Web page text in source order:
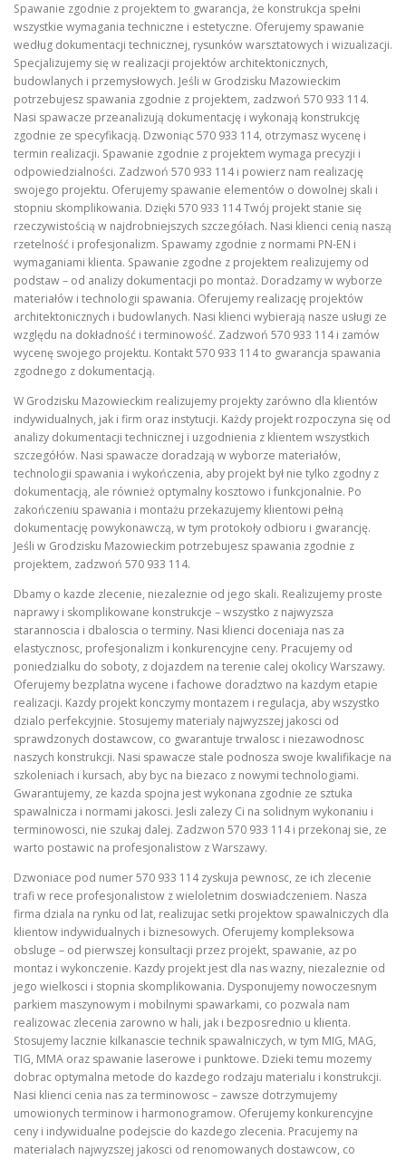
Spawanie zgodnie z projektem to gwarancja, że konstrukcja spełni
wszystkie wymagania techniczne i estetyczne. Oferujemy spawanie
według dokumentacji technicznej, rysunków warsztatowych i wizualizacji.
Specjalizujemy się w realizacji projektów architektonicznych,
budowlanych i przemysłowych. Jeśli w Grodzisku Mazowieckim
potrzebujesz spawania zgodnie z projektem, zadzwoń 570 933 114.
Nasi spawacze przeanalizują dokumentację i wykonają konstrukcję
zgodnie ze specyfikacją. Dzwoniąc 570 933 114, otrzymasz wycenę i
termin realizacji. Spawanie zgodnie z projektem wymaga precyzji i
odpowiedzialności. Zadzwoń 570 933 114 i powierz nam realizację
swojego projektu. Oferujemy spawanie elementów o dowolnej skali i
stopniu skomplikowania. Dzięki 570 933 114 Twój projekt stanie się
rzeczywistością w najdrobniejszych szczegółach. Nasi klienci cenią naszą
rzetelność i profesjonalizm. Spawamy zgodnie z normami PN-EN i
wymaganiami klienta. Spawanie zgodne z projektem realizujemy od
podstaw – od analizy dokumentacji po montaż. Doradzamy w wyborze
materiałów i technologii spawania. Oferujemy realizację projektów
architektonicznych i budowlanych. Nasi klienci wybierają nasze usługi ze
względu na dokładność i terminowość. Zadzwoń 570 933 114 i zamów
wycenę swojego projektu. Kontakt 570 933 114 to gwarancja spawania
zgodnego z dokumentacją.
W Grodzisku Mazowieckim realizujemy projekty zarówno dla klientów
indywidualnych, jak i firm oraz instytucji. Każdy projekt rozpoczyna się od
analizy dokumentacji technicznej i uzgodnienia z klientem wszystkich
szczegółów. Nasi spawacze doradzają w wyborze materiałów,
technologii spawania i wykończenia, aby projekt był nie tylko zgodny z
dokumentacją, ale również optymalny kosztowo i funkcjonalnie. Po
zakończeniu spawania i montażu przekazujemy klientowi pełną
dokumentację powykonawczą, w tym protokoły odbioru i gwarancję.
Jeśli w Grodzisku Mazowieckim potrzebujesz spawania zgodnie z
projektem, zadzwoń 570 933 114.
Dbamy o kazde zlecenie, niezaleznie od jego skali. Realizujemy proste
naprawy i skomplikowane konstrukcje – wszystko z najwyzsza
starannoscia i dbaloscia o terminy. Nasi klienci doceniaja nas za
elastycznosc, profesjonalizm i konkurencyjne ceny. Pracujemy od
poniedzialku do soboty, z dojazdem na terenie calej okolicy Warszawy.
Oferujemy bezplatna wycene i fachowe doradztwo na kazdym etapie
realizacji. Kazdy projekt konczymy montazem i regulacja, aby wszystko
dzialo perfekcyjnie. Stosujemy materialy najwyzszej jakosci od
sprawdzonych dostawcow, co gwarantuje trwalosc i niezawodnosc
naszych konstrukcji. Nasi spawacze stale podnosza swoje kwalifikacje na
szkoleniach i kursach, aby byc na biezaco z nowymi technologiami.
Gwarantujemy, ze kazda spojna jest wykonana zgodnie ze sztuka
spawalnicza i normami jakosci. Jesli zalezy Ci na solidnym wykonaniu i
terminowosci, nie szukaj dalej. Zadzwon 570 933 114 i przekonaj sie, ze
warto postawic na profesjonalistow z Warszawy.
Dzwoniace pod numer 570 933 114 zyskuja pewnosc, ze ich zlecenie
trafi w rece profesjonalistow z wieloletnim doswiadczeniem. Nasza
firma dziala na rynku od lat, realizujac setki projektow spawalniczych dla
klientow indywidualnych i biznesowych. Oferujemy kompleksowa
obsluge – od pierwszej konsultacji przez projekt, spawanie, az po
montaz i wykonczenie. Kazdy projekt jest dla nas wazny, niezaleznie od
jego wielkosci i stopnia skomplikowania. Dysponujemy nowoczesnym
parkiem maszynowym i mobilnymi spawarkami, co pozwala nam
realizowac zlecenia zarowno w hali, jak i bezposrednio u klienta.
Stosujemy lacznie kilkanascie technik spawalniczych, w tym MIG, MAG,
TIG, MMA oraz spawanie laserowe i punktowe. Dzieki temu mozemy
dobrac optymalna metode do kazdego rodzaju materialu i konstrukcji.
Nasi klienci cenia nas za terminowosc – zawsze dotrzymujemy
umowionych terminow i harmonogramow. Oferujemy konkurencyjne
ceny i indywidualne podejscie do kazdego zlecenia. Pracujemy na
materialach najwyzszej jakosci od renomowanych dostawcow, co